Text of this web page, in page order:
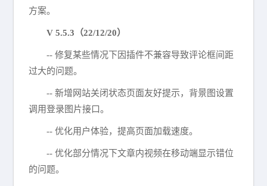
方案。
V 5.5.3（22/12/20）
-- 修复某些情况下因插件不兼容导致评论框间距
过大的问题。
-- 新增网站关闭状态页面友好提示，背景图设置
调用登录图片接口。
-- 优化用户体验，提高页面加载速度。
-- 优化部分情况下文章内视频在移动端显示错位
的问题。